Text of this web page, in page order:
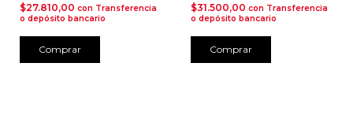
$27.810,00 con Transferencia
o depósito bancario
Comprar
$31.500,00 con Transferencia
o depósito bancario
Comprar